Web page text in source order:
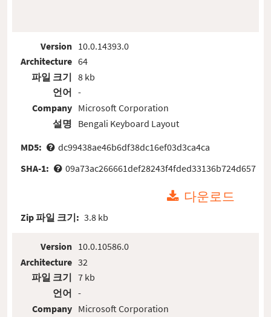
Version
Architecture
파일 크기
언어
Company
설명
10.0.14393.0
64
8 kb
-
Microsoft Corporation
Bengali Keyboard Layout
MD5:
dc99438ae46b6df38dc16ef03d3ca4ca
SHA-1:
09a73ac266661def28243f4fded33136b724d657
다운로드
Zip 파일 크기: 3.8 kb
Version
Architecture
파일 크기
언어
Company
10.0.10586.0
32
7 kb
-
Microsoft Corporation